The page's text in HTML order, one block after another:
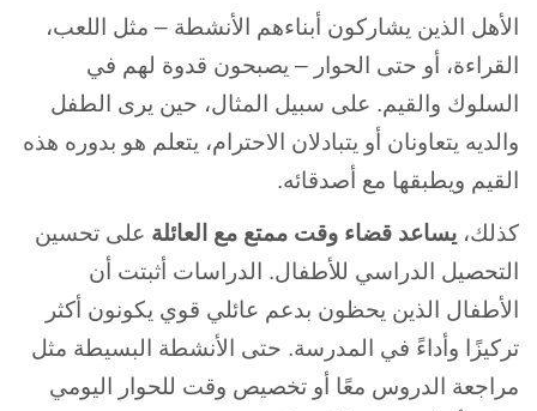
الأهل الذين يشاركون أبناءهم الأنشطة – مثل اللعب،
القراءة، أو حتى الحوار – يصبحون قدوة لهم في
السلوك والقيم. على سبيل المثال، حين يرى الطفل
والديه يتعاونان أو يتبادلان الاحترام، يتعلم هو بدوره هذه
القيم ويطبقها مع أصدقائه.
كذلك، يساعد قضاء وقت ممتع مع العائلة على تحسين
التحصيل الدراسي للأطفال. الدراسات أثبتت أن
الأطفال الذين يحظون بدعم عائلي قوي يكونون أكثر
تركيزًا وأداءً في المدرسة. حتى الأنشطة البسيطة مثل
مراجعة الدروس معًا أو تخصيص وقت للحوار اليومي